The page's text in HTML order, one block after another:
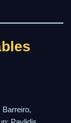
Barreiro,